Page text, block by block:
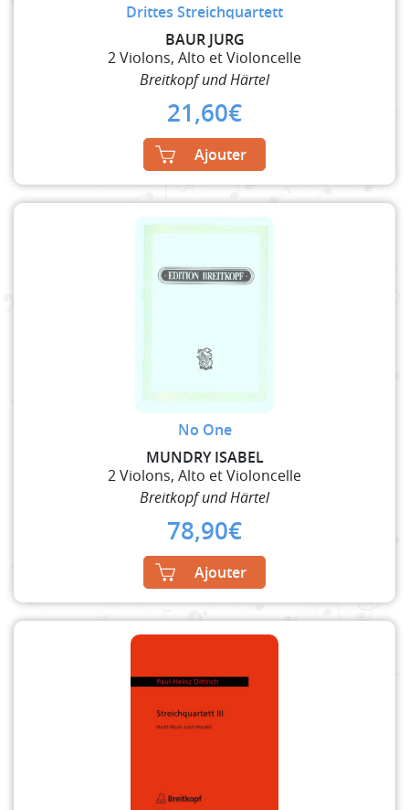
Drittes Streichquartett
BAUR JURG
2 Violons, Alto et Violoncelle
Breitkopf und Härtel
21,60€
Ajouter
No One
MUNDRY ISABEL
2 Violons, Alto et Violoncelle
Breitkopf und Härtel
78,90€
Ajouter